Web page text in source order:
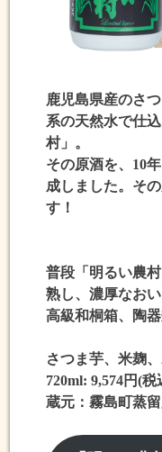
鹿児島県産のさ
系の天然水で仕
村」。
その原酒を、10
成しました。そ
す！
普段「明るい農
熟し、濃厚なお
高級和桐箱、陶器
さつま芋、米麹
720ml: 9,574円(税
蔵元：霧島町蒸